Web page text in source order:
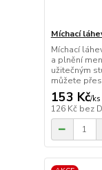
Míchací
Míchací
a plnění
užitečným
můžete
153 Kč/ks
126 Kč bez